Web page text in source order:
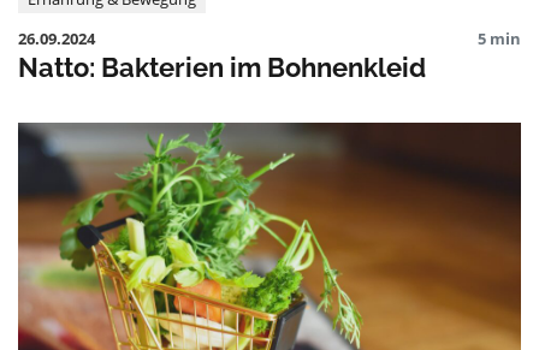
26.09.2024
5 min
Natto: Bakterien im Bohnenkleid